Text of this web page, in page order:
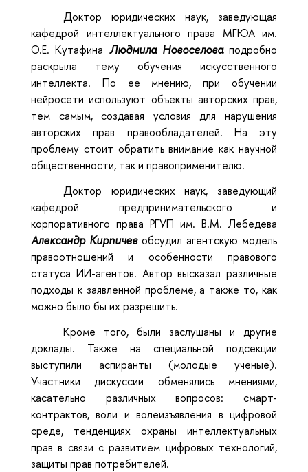
Доктор юридических наук, заведующая
кафедрой интеллектуального права МГЮА им.
О.Е. Кутафина Людмила Новоселоваподробно
раскрыла тему обучения искусственного
интеллекта. По ее мнению, при обучении
нейросети используют объекты авторских прав,
тем самым, создавая условия для нарушения
авторских прав правообладателей. На эту
проблему стоит обратить внимание как научной
общественности, так и правоприменителю.
Доктор юридических наук, заведующий
кафедрой предпринимательского и
корпоративного права РГУП им. В.М. Лебедева
Александр Кирпичевобсудил агентскую модель
правоотношений и особенности правового
статуса ИИ-агентов. Автор высказал различные
подходы к заявленной проблеме, а также то, как
можно было бы их разрешить.
Кроме того, были заслушаны и другие
доклады. Также на специальной подсекции
выступили аспиранты (молодые ученые).
Участники дискуссии обменялись мнениями,
касательно различных вопросов: смарт-
контрактов, воли и волеизъявления в цифровой
среде, тенденциях охраны интеллектуальных
прав в связи с развитием цифровых технологий,
защиты прав потребителей.